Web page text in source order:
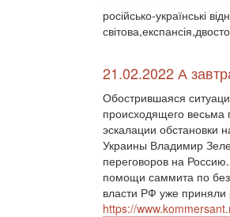
російсько-українські
21.02.2022 А
Обострившаяся
происходящего весьма
эскалации обстановки
Украины Владимир
переговоров на
помощи саммита по
власти РФ уже
https://